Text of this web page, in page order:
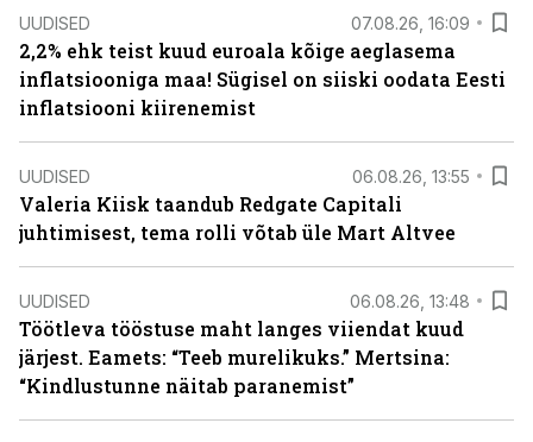
UUDISED 07.08.26, 16:09
2,2% ehk teist kuud euroala kõige aeglasema
inflatsiooniga maa! Sügisel on siiski oodata Eesti
inflatsiooni kiirenemist
UUDISED 06.08.26, 13:55
Valeria Kiisk taandub Redgate Capitali
juhtimisest, tema rolli võtab üle Mart Altvee
UUDISED 06.08.26, 13:48
Töötleva tööstuse maht langes viiendat kuud
järjest. Eamets: “Teeb murelikuks.” Mertsina:
“Kindlustunne näitab paranemist”